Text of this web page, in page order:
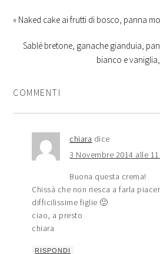
« Naked cake ai frutti di bosco, panna
Sablé bretone, ganache gianduia,
bianco e
COMMENTI
chiara dice
3 Novembre 2014 alle
Buona questa crema!
Chissà che non riesca a farla
difficilissime figlie 🙂
ciao, a presto
chiara
RISPONDI